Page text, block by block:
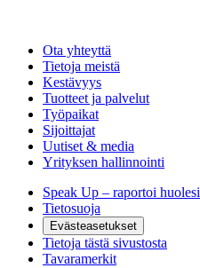
Ota yhteyttä
Tietoja meistä
Kestävyys
Tuotteet ja palvelut
Työpaikat
Sijoittajat
Uutiset & media
Yrityksen hallinnointi
Speak Up – raportoi huolesi
Tietosuoja
Evästeasetukset
Tietoja tästä sivustosta
Tavaramerkit